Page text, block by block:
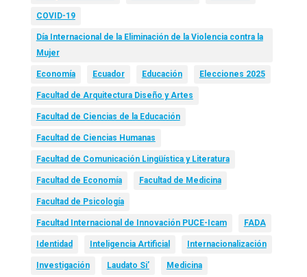
COVID-19
Día Internacional de la Eliminación de la Violencia contra la
Mujer
Economía Ecuador Educación Elecciones 2025
Facultad de Arquitectura Diseño y Artes
Facultad de Ciencias de la Educación
Facultad de Ciencias Humanas
Facultad de Comunicación Lingüística y Literatura
Facultad de Economía Facultad de Medicina
Facultad de Psicología
Facultad Internacional de Innovación PUCE-Icam FADA
Identidad Inteligencia Artificial Internacionalización
Investigación Laudato Si’ Medicina